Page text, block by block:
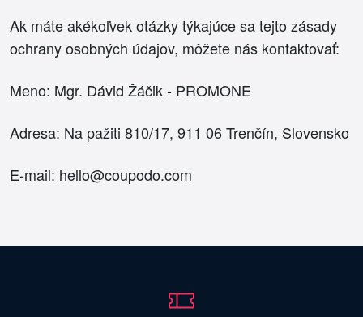
Ak máte akékoľvek otázky týkajúce sa tejto zásady
ochrany osobných údajov, môžete nás kontaktovať:
Meno: Mgr. Dávid Žáčik - PROMONE
Adresa: Na pažiti 810/17, 911 06 Trenčín, Slovensko
E-mail: hello@coupodo.com